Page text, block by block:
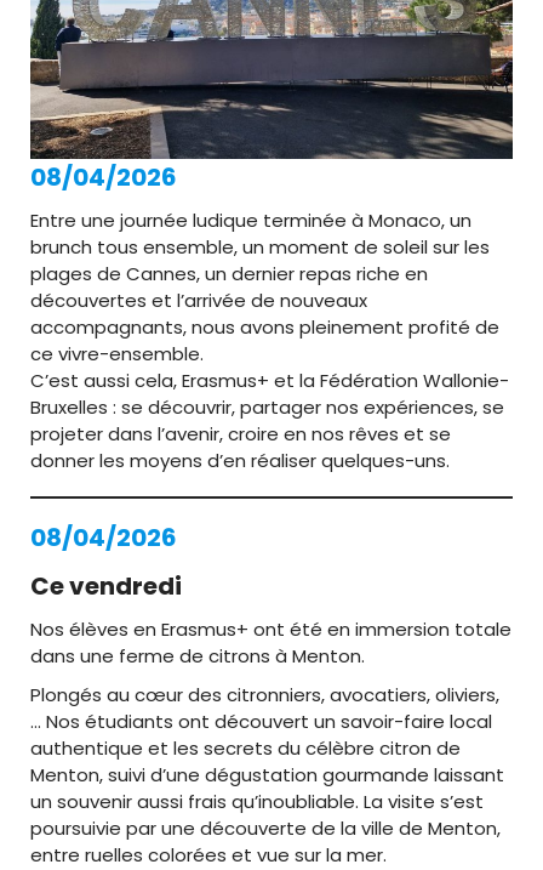
08/04/2026
Entre une journée ludique terminée à Monaco, un
brunch tous ensemble, un moment de soleil sur les
plages de Cannes, un dernier repas riche en
découvertes et l’arrivée de nouveaux
accompagnants, nous avons pleinement profité de
ce vivre-ensemble.
C’est aussi cela, Erasmus+ et la Fédération Wallonie-
Bruxelles : se découvrir, partager nos expériences, se
projeter dans l’avenir, croire en nos rêves et se
donner les moyens d’en réaliser quelques-uns.
08/04/2026
Ce vendredi
Nos élèves en Erasmus+ ont été en immersion totale
dans une ferme de citrons à Menton.
Plongés au cœur des citronniers, avocatiers, oliviers,
… Nos étudiants ont découvert un savoir-faire local
authentique et les secrets du célèbre citron de
Menton, suivi d’une dégustation gourmande laissant
un souvenir aussi frais qu’inoubliable. La visite s’est
poursuivie par une découverte de la ville de Menton,
entre ruelles colorées et vue sur la mer.